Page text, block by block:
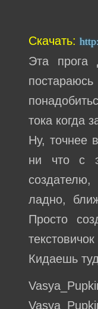
Скачать:
Эта прога
тока когда
Ну, точнее
ни что с
ладно,
Просто
Кидаешь